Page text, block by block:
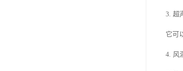
3. 超
它可
4. 风